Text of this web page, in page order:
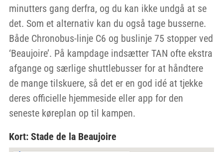
minutters gang derfra, og du kan ikke undgå at se
det. Som et alternativ kan du også tage busserne.
Både Chronobus-linje C6 og buslinje 75 stopper ved
‘Beaujoire’. På kampdage indsætter TAN ofte ekstra
afgange og særlige shuttlebusser for at håndtere
de mange tilskuere, så det er en god idé at tjekke
deres officielle hjemmeside eller app for den
seneste køreplan op til kampen.
Kort: Stade de la Beaujoire